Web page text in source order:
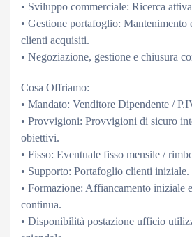
• Sviluppo commerciale: Ricerca
• Gestione portafoglio: Mantenimento
clienti acquisiti.
• Negoziazione, gestione e chiusura
Cosa Offriamo:
• Mandato: Venditore Dipendente /
• Provvigioni: Provvigioni di sicuro
obiettivi.
• Fisso: Eventuale fisso mensile /
• Supporto: Portafoglio clienti iniziale.
• Formazione: Affiancamento iniziale
continua.
• Disponibilità postazione ufficio